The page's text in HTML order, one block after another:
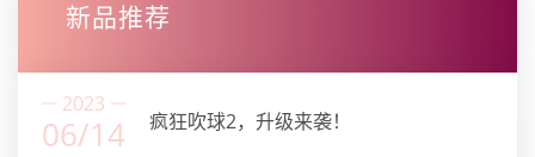
新品推荐
2023
06/14 疯狂吹球2，升级来袭！